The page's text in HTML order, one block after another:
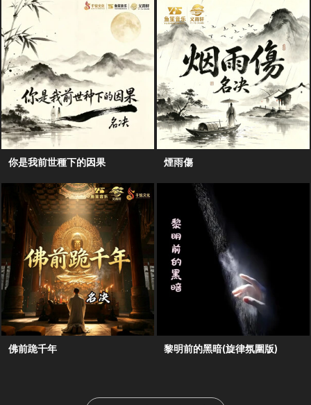
你是我前世種下的因果 煙雨傷
佛前跪千年 黎明前的黑暗(旋律氛圍版)